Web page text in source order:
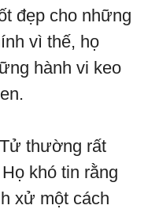
đẹp cho những
vì thế, họ
hành vi keo
thường rất
khó tin rằng
xử một cách